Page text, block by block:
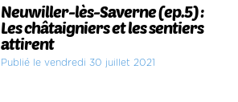
Neuwiller-lès-Saverne (ep.5) :
Les châtaigniers et les sentiers
attirent
Publié le vendredi 30 juillet 2021